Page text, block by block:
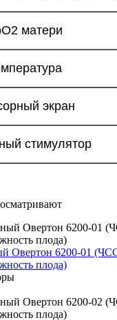
матери
экран
стимулятор
Овертон 6200-01
плода)